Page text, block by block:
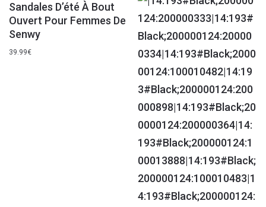
Sandales D’été À Bout
Ouvert Pour Femmes De
Senwy
39.99€